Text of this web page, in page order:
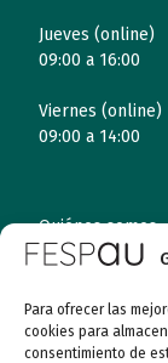
Para ofrecer las
cookies para
consentimiento de
Jueves (online)
09:00 a 16:00
Viernes (online)
09:00 a 14:00
Quiénes somos
Autismo